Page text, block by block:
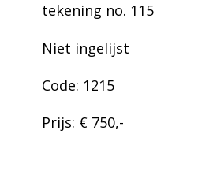
tekening no. 115
Niet ingelijst
Code: 1215
Prijs: € 750,-